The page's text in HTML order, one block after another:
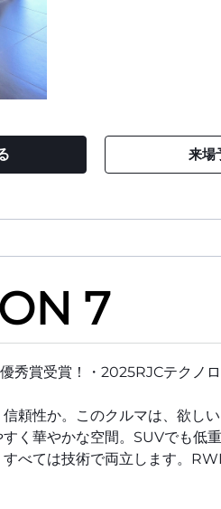
来場
7
秀賞受賞！・2025RJCテクノ
頼性か。このクルマは、欲しい
く華やかな空間。SUVでも低
べては技術で両立します。